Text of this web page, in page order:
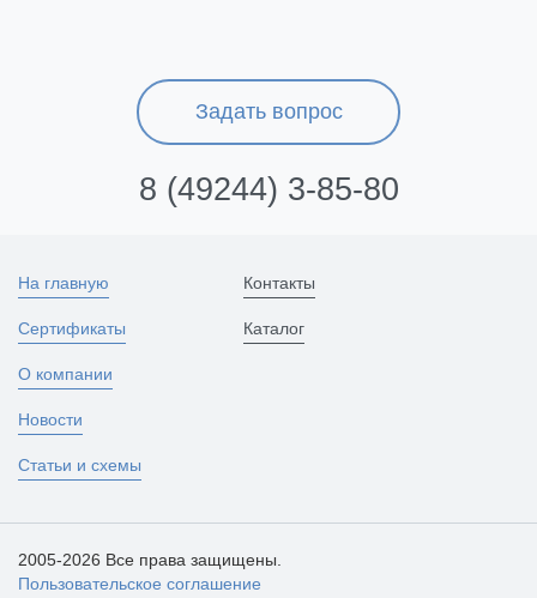
Задать вопрос
8 (49244) 3-85-80
На главную
Сертификаты
О компании
Новости
Статьи и схемы
Контакты
Каталог
2005-2026 Все права защищены.
Пользовательское соглашение